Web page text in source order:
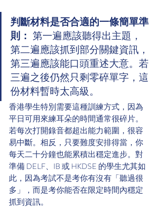
判斷材料是否合適的一條簡單準
則： 第一遍應該聽得出主題，
第二遍應該抓到部分關鍵資訊，
第三遍應該能口頭重述大意。若
三遍之後仍然只剩零碎單字，這
份材料暫時太高級。
香港學生特別需要這種訓練方式，因為
平日可用來練耳朵的時間通常很碎片。
若每次打開錄音都超出能力範圍，很容
易中斷。相反，只要難度安排得當，你
每天二十分鐘也能累積出穩定進步。對
準備 DELF、IB 或 HKDSE 的學生尤其如
此，因為考試不是考你有沒有「聽過很
多」，而是考你能否在限定時間內穩定
抓到資訊。